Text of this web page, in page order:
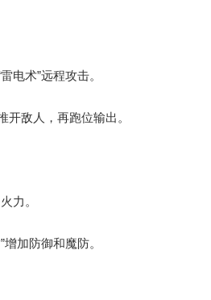
电术”远程攻击。
开敌人，再跑位输出。
力。
增加防御和魔防。